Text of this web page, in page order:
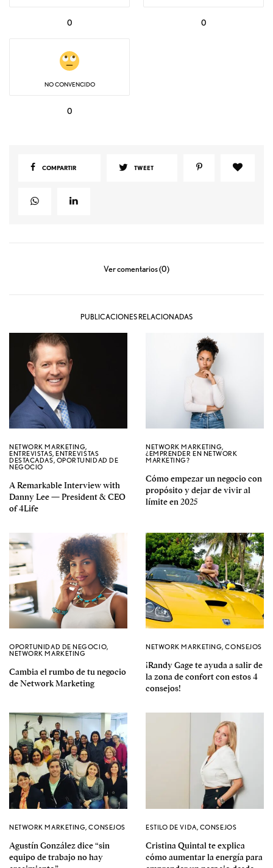
0 0
NO CONVENCIDO
0
COMPARTIR TWEET
Ver comentarios (0)
PUBLICACIONES RELACIONADAS
NETWORK MARKETING,
ENTREVISTAS,ENTREVISTAS
DESTACADAS, OPORTUNIDAD DE
NEGOCIO
A Remarkable Interview with
Danny Lee — President & CEO
of 4Life
NETWORK MARKETING,
¿EMPRENDER EN NETWORK
MARKETING?
Cómo empezar un negocio con
propósito y dejar de vivir al
límite en 2025
OPORTUNIDAD DE NEGOCIO,
NETWORK MARKETING
Cambia el rumbo de tu negocio
de Network Marketing
NETWORK MARKETING,CONSEJOS
¡Randy Gage te ayuda a salir de
la zona de confort con estos 4
consejos!
NETWORK MARKETING,CONSEJOS
Agustín González dice “sin
equipo de trabajo no hay
ESTILO DE VIDA, CONSEJOS
Cristina Quintal te explica
cómo aumentar la energía para